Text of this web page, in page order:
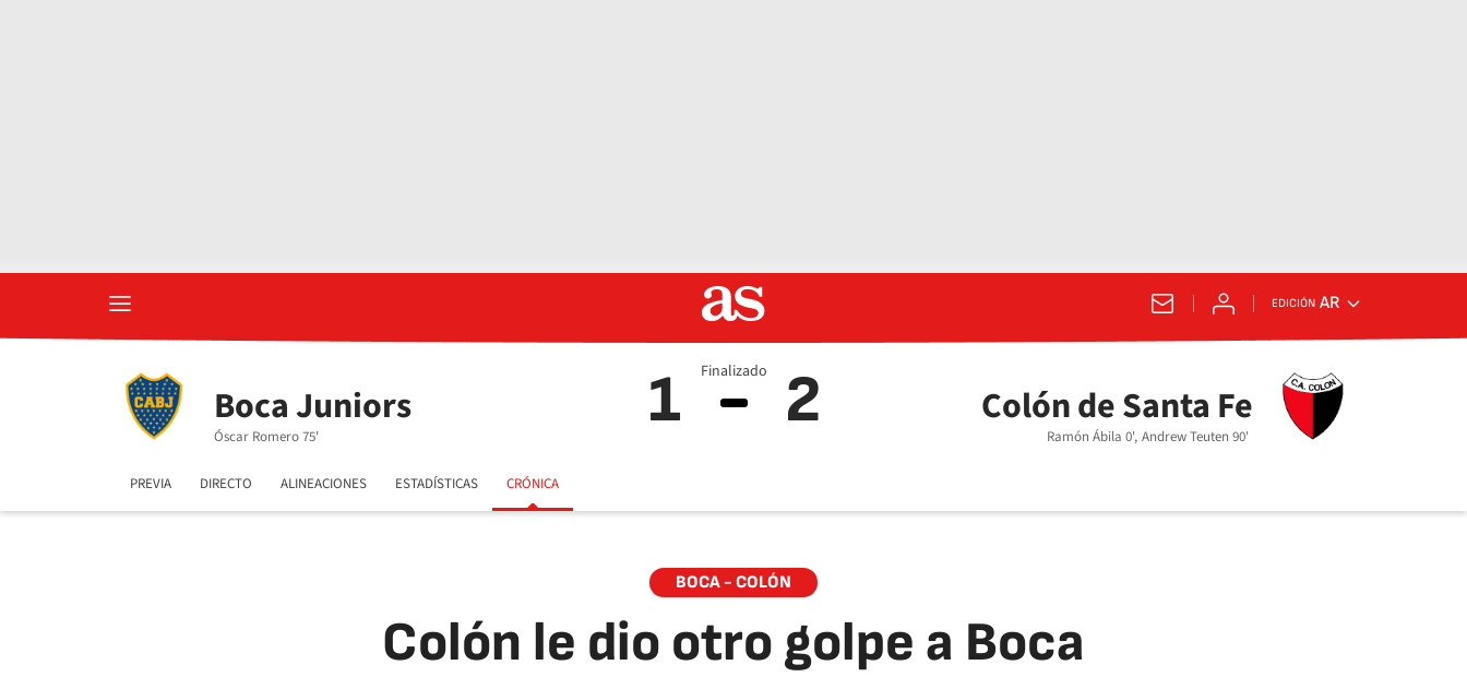
EDICIÓN AR
Boca Juniors 1
Óscar Romero 75'
Colón de Santa Fe
2 Ramón Ábila 0', Andrew Teuten 90'
Finalizado
PREVIA DIRECTO ALINEACIONES ESTADÍSTICAS CRÓNICA
BOCA - COLÓN
Colón le dio otro golpe a Boca